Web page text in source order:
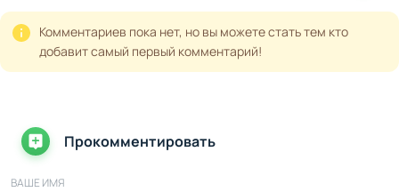
Комментариев пока нет, но вы можете стать тем кто
добавит самый первый комментарий!
Прокомментировать
ВАШЕ ИМЯ